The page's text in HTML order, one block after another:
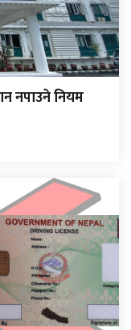
नपाउने नियम